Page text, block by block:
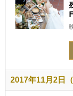
2017年11月2日（